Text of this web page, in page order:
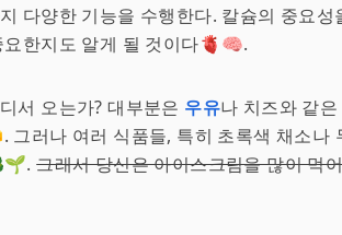
다양한 기능을 수행한다. 칼슘의 중요
요한지도 알게 될 것이다🫀🧠.
서 오는가? 대부분은 우유나 치즈와 같
러나 여러 식품들, 특히 초록색 채소나
그래서 당신은 아이스크림을 많이 먹